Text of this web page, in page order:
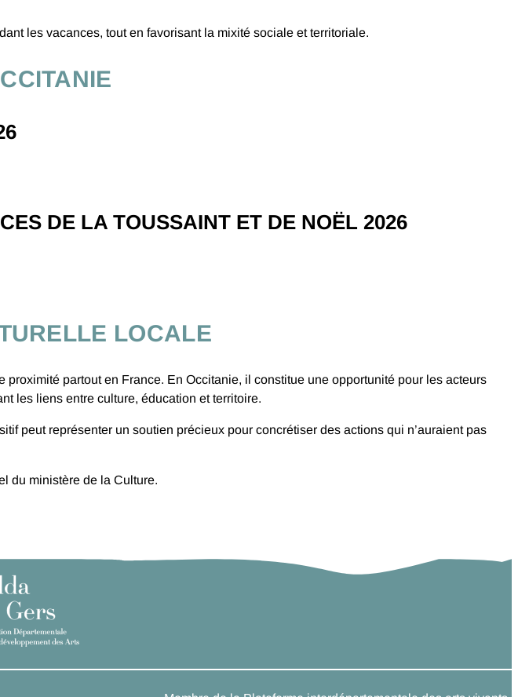
les vacances, tout en favorisant la mixité sociale et territoriale.
DE LA TOUSSAINT ET DE NOËL 2026
LOCALE
partout en France. En Occitanie, il constitue une opportunité pour les acteurs
les liens entre culture, éducation et territoire.
peut représenter un soutien précieux pour concrétiser des actions qui n’auraient pas
du ministère de la Culture.